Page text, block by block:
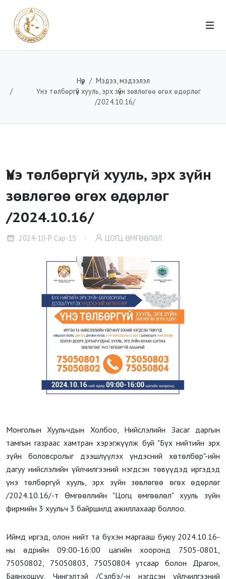
Нүүр
Мэдээ, мэдээлэл
Үнэ төлбөргүй хууль, эрх зүйн зөвлөгөө өгөх өдөрлөг
/2024.10.16/
Үнэ төлбөргүй хууль, эрх зүйн
зөвлөгөө өгөх өдөрлөг
/2024.10.16/
2024-10-Р Сар-15 ЦОГЦ ӨМГӨӨЛӨЛ
Монголын Хуульчдын Холбоо, Нийслэлийн Засаг даргын
тамгын газраас хамтран хэрэгжүүлж буй "Бүх нийтийн эрх
зүйн боловсролыг дээшлүүлэх үндэсний хөтөлбөр"-ийн
дагуу нийслэлийн үйлчилгээний нэгдсэн төвүүдэд иргэдэд
үнэ төлбөргүй хууль, эрх зүйн зөвлөгөө өгөх өдөрлөг
/2024.10.16/-т Өмгөөллийн "Цогц өмгөөлөл" хууль зүйн
фирмийн 3 хуульч 3 байршилд ажиллахаар боллоо.
Иймд иргэд, олон нийт та бүхэн маргааш буюу 2024.10.16-
ны өдрийн 09:00-16:00 цагийн хооронд 7505-0801,
75050802, 75050803, 75050804 утсаар болон Драгон,
Баянхошуу, Чингэлтэй /Сэлбэ/-н нэгдсэн үйлчилгээний